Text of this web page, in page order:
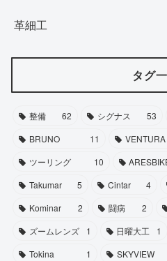
革細工
タグ
整備 62 シグナス 53
BRUNO
11 VENTURA
ツーリング
10
Takumar
5 Cintar 4
Kominar
2 闘病 2
ズームレンズ
1 日曜大工 1
Tokina
1 SKYVIEW